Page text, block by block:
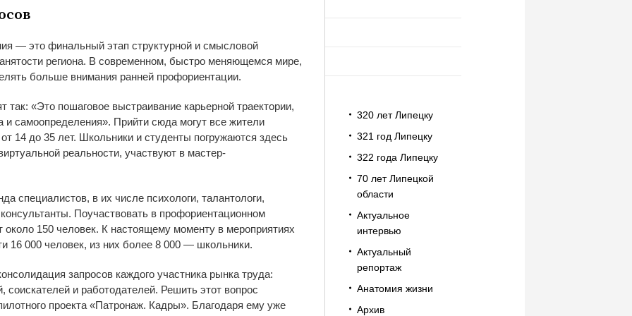
— это финальный этап структурной и смысловой
региона. В современном, быстро меняющемся мире,
больше внимания ранней профориентации.
так: «Это пошаговое выстраивание карьерной траектории,
и самоопределения». Прийти сюда могут все жители
14 до 35 лет. Школьники и студенты погружаются здесь
реальности, участвуют в мастер-
специалистов, в их числе психологи, талантологи,
Поучаствовать в профориентационном
около 150 человек. К настоящему моменту в мероприятиях
16 000 человек, из них более 8 000 — школьники.
запросов каждого участника рынка труда:
соискателей и работодателей. Решить этот вопрос
проекта «Патронаж. Кадры». Благодаря ему уже
320 лет Липецку
321 год Липецку
322 года Липецку
70 лет Липецкой
области
Актуальное
интервью
Актуальный
репортаж
Анатомия жизни
Архив